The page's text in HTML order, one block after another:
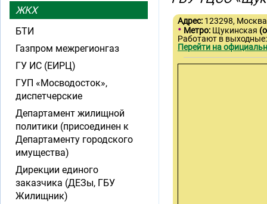
Адрес: 123298,
• Метро: Щукинская
Работают в
Перейти на
ЖКХ
БТИ
Газпром межрегионгаз
ГУ ИС (ЕИРЦ)
ГУП «Мосводосток»,
диспетчерские
Департамент жилищной
политики (присоединен к
Департаменту городского
имущества)
Дирекции единого
заказчика (ДЕЗы, ГБУ
Жилищник)